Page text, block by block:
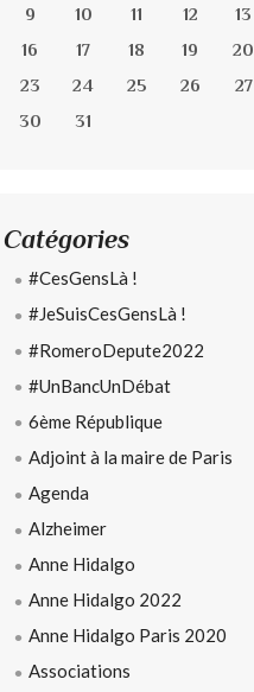
9
10 11 12 13
16
17 18 19 20
23
24 25 26 27
30
31
Catégories
#CesGensLà !
#JeSuisCesGensLà !
#RomeroDepute2022
#UnBancUnDébat
6ème République
Adjoint à la maire de Paris
Agenda
Alzheimer
Anne Hidalgo
Anne Hidalgo 2022
Anne Hidalgo Paris 2020
Associations